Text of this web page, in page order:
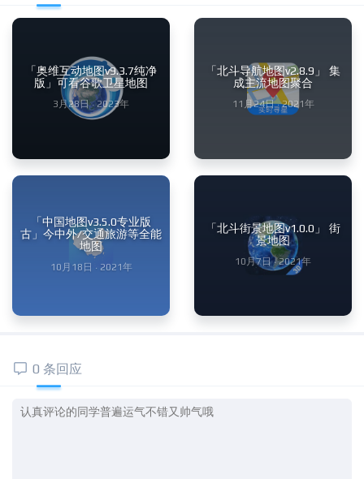
「奥维互动地图v9.3.7纯净
版」可看谷歌卫星地图
3月28日 · 2023年
「北斗导航地图v2.8.9」 集
成主流地图聚合
11月24日 · 2021年
「中国地图v3.5.0专业版
古」今中外/交通旅游等全能
地图
10月18日 · 2021年
「北斗街景地图v1.0.0」 街
景地图
10月7日 · 2021年
0 条回应